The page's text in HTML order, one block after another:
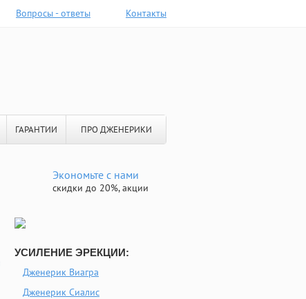
Вопросы - ответы Контакты
ГАРАНТИИ ПРО ДЖЕНЕРИКИ
Экономьте с нами
скидки до 20%, акции
УСИЛЕНИЕ ЭРЕКЦИИ:
Дженерик Виагра
Дженерик Сиалис